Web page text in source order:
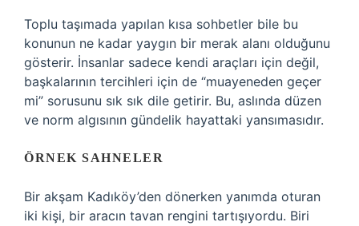
Toplu taşımada yapılan kısa sohbetler bile bu
konunun ne kadar yaygın bir merak alanı olduğunu
gösterir. İnsanlar sadece kendi araçları için değil,
başkalarının tercihleri için de “muayeneden geçer
mi” sorusunu sık sık dile getirir. Bu, aslında düzen
ve norm algısının gündelik hayattaki yansımasıdır.
ÖRNEK SAHNELER
Bir akşam Kadıköy’den dönerken yanımda oturan
iki kişi, bir aracın tavan rengini tartışıyordu. Biri